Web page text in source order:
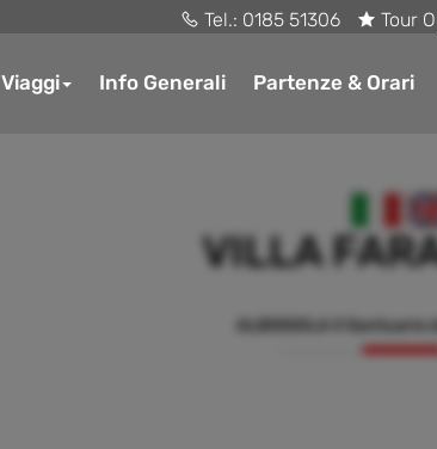
Tel.: 0185 51306 Tour
Viaggi Info Generali Partenze & Orari
VILLA
ALBISSOLA Il Santuario